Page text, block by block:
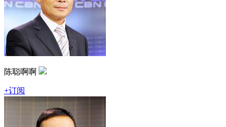
陈聪啊啊
+订阅